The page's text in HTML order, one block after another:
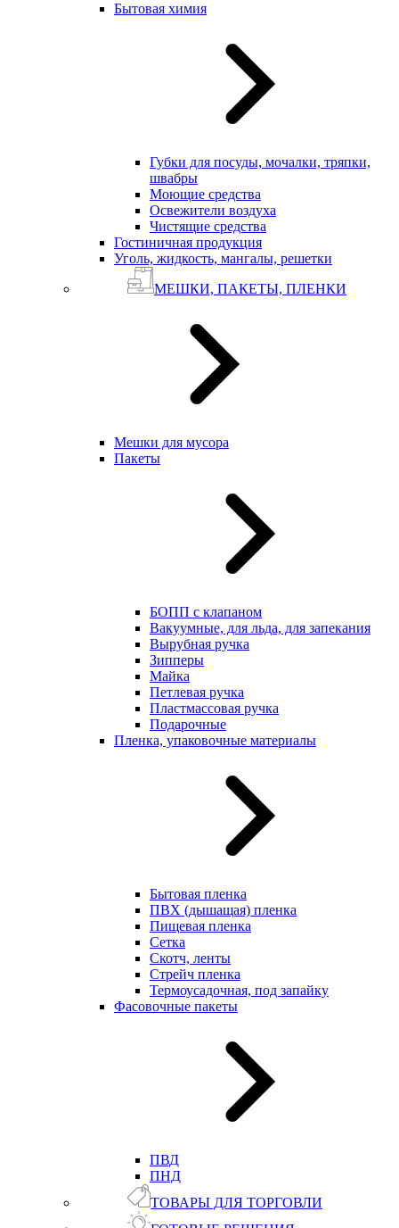
Бытовая химия
Губки для посуды, мочалки, тряпки,
швабры
Моющие средства
Освежители воздуха
Чистящие средства
Гостиничная продукция
Уголь, жидкость, мангалы, решетки
МЕШКИ, ПАКЕТЫ, ПЛЕНКИ
Мешки для мусора
Пакеты
БОПП с клапаном
Вакуумные, для льда, для запекания
Вырубная ручка
Зипперы
Майка
Петлевая ручка
Пластмассовая ручка
Подарочные
Пленка, упаковочные материалы
Бытовая пленка
ПВХ (дышащая) пленка
Пищевая пленка
Сетка
Скотч, ленты
Стрейч пленка
Термоусадочная, под запайку
Фасовочные пакеты
ПВД
ПНД
ТОВАРЫ ДЛЯ ТОРГОВЛИ